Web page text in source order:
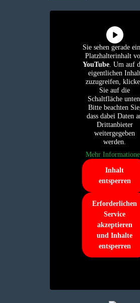
Sie sehen gerade
Platzhalterinhalt
YouTube. Um auf
eigentlichen
zuzugreifen,
Sie auf die
Schaltfläche unten.
Bitte beachten Sie,
dass dabei Daten
Drittanbieter
weitergegeben
werden.
Mehr
Inhalt
entsperren
Erforderlichen
Service
akzeptieren
und Inhalte
entsperren